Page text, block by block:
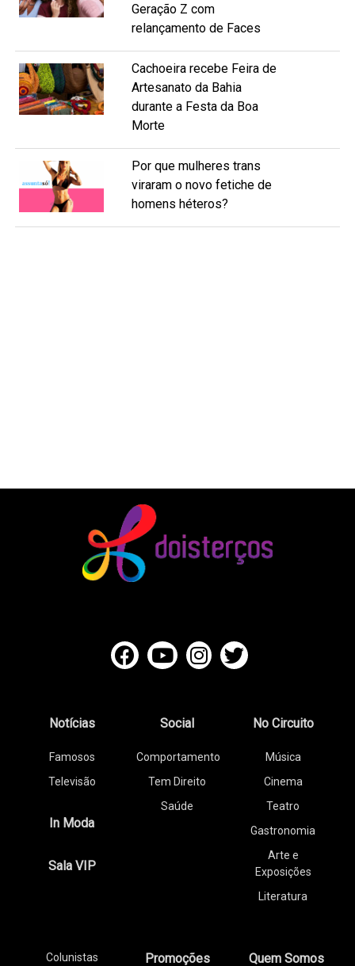
Geração Z com
relançamento de Faces
Cachoeira recebe Feira de
Artesanato da Bahia
durante a Festa da Boa
Morte
Por que mulheres trans
viraram o novo fetiche de
homens héteros?
Notícias
Famosos
Televisão
In Moda
Sala VIP
Social
Comportamento
Tem Direito
Saúde
No Circuito
Música
Cinema
Teatro
Gastronomia
Arte e
Exposições
Literatura
Colunistas Promoções Quem Somos